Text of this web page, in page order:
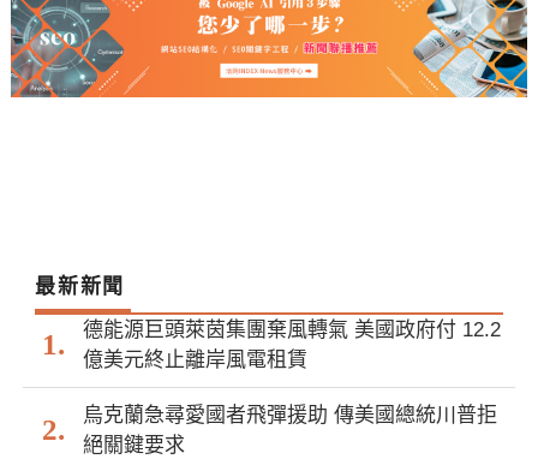
最新新聞
德能源巨頭萊茵集團棄風轉氣 美國政府付 12.2
億美元終止離岸風電租賃
烏克蘭急尋愛國者飛彈援助 傳美國總統川普拒
絕關鍵要求